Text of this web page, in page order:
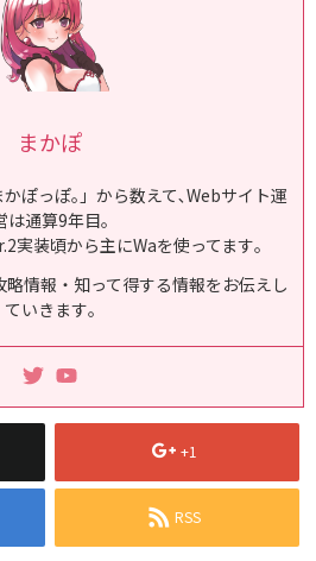
まかぽ
ぽっぽ｡」から数えて､Webサイト運
は通算9年目｡
実装頃から主にWaを使ってます｡
略情報・知って得する情報をお伝えし
ていきます｡
+1
RSS